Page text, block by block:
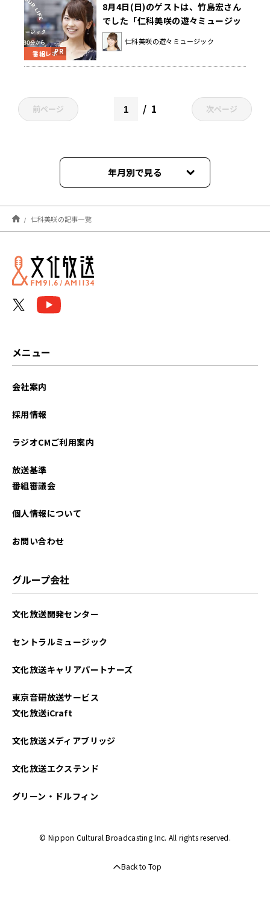
番組レポ
8月4日(日)のゲストは、竹島宏さん
でした「仁科美咲の遊々ミュージッ
ク」
仁科美咲の遊々ミュージック
前ページ 1 次ページ
年月別で見る
2026年08月
2026年07月
2026年06月
2025年09月
2025年06月
2025年01月
2024年12月
2024年11月
仁科美咲の記事一覧
メニュー
会社案内
採用情報
ラジオCMご利用案内
放送基準
番組審議会
個人情報について
お問い合わせ
グループ会社
文化放送開発センター
セントラルミュージック
文化放送キャリアパートナーズ
東京音研放送サービス
文化放送iCraft
文化放送メディアブリッジ
文化放送エクステンド
グリーン・ドルフィン
© Nippon Cultural Broadcasting Inc. All rights reserved.
Back to Top